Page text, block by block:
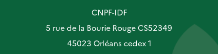
CNPF-IDF
5 rue de la Bourie Rouge CS52349
45023 Orléans cedex 1